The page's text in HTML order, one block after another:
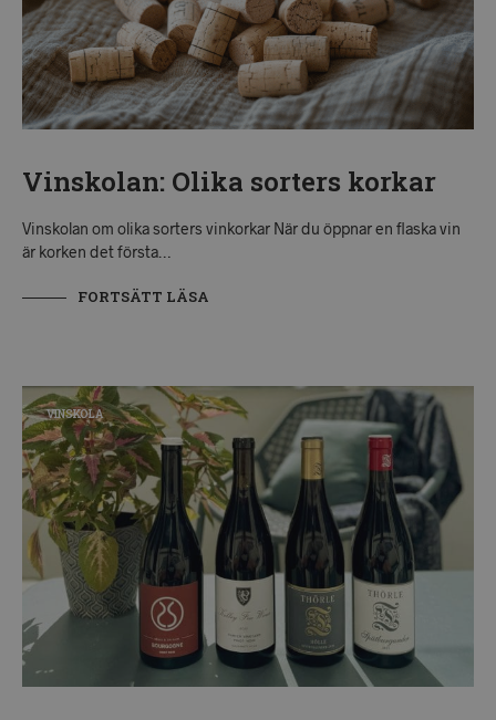
Vinskolan: Olika sorters korkar
Vinskolan om olika sorters vinkorkar När du öppnar en flaska vin
är korken det första…
FORTSÄTT LÄSA
VINSKOLA